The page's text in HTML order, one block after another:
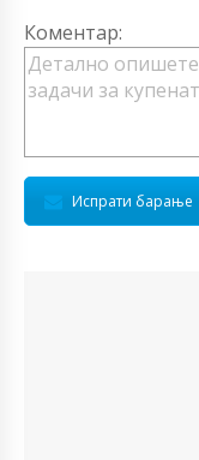
Коментар:
Испрати барање